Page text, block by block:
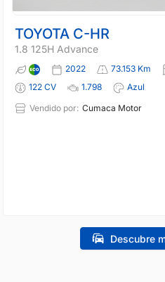
TOYOTA C-HR
1.8 125H Advance
2022 73.153 Km
122 CV
1.798
Azul
Vendido por: Cumaca Motor
Descubre